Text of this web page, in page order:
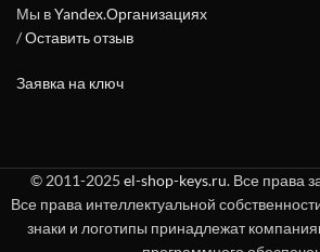
Мы вYandex.Организациях
/Оставить отзыв
Заявка на ключ
© 2011-2025 el-shop-keys.ru. Все права
Все права интеллектуальной
знаки и логотипы принадлежат